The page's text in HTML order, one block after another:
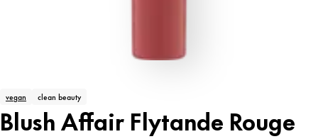
vegan clean beauty
Blush Affair Flytande Rouge